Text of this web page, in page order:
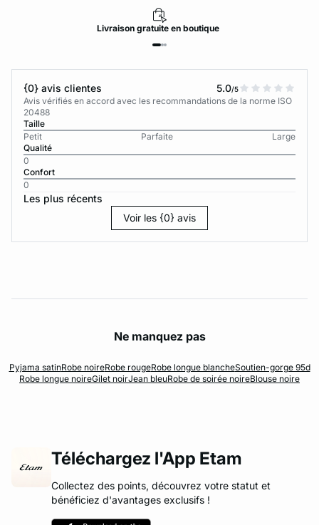
Livraisongratuiteen boutique
{0} avis clientes 5.0/5
Avis vérifiés en accord avec les recommandations de la norme ISO
20488
Taille
Petit
Parfaite
Large
Qualité
0
Confort
0
Les plus récents
Voir les {0} avis
Ne manquez pas
Pyjama satinRobe noireRobe rougeRobe longue blancheSoutien-gorge 95d
Robe longue noireGilet noirJean bleuRobe de soirée noireBlouse noire
Téléchargez l'App Etam
Collectez des points, découvrez votre statut et
bénéficiez d'avantages exclusifs !